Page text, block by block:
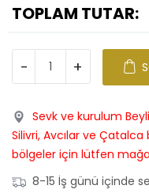
TOPLAM TUTAR:
- +
Sevk ve kurulum
Silivri, Avcılar ve
bölgeler için lütfen
8-15 İş günü içinde